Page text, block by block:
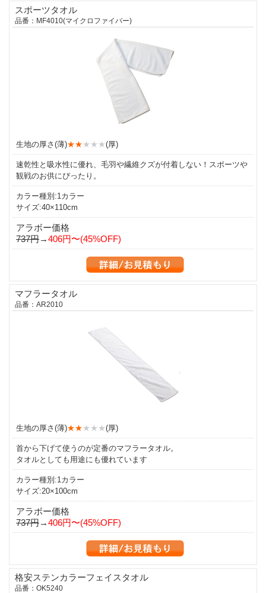
スポーツタオル
品番：MF4010(マイクロファイバー)
生地の厚さ(薄)★★★★★(厚)
速乾性と吸水性に優れ、毛羽や繊維クズが付着しない！スポーツや
観戦のお供にぴったり。
カラー種別:1カラー
サイズ:40×110cm
アラボー価格
737円→406円〜(45%OFF)
マフラータオル
品番：AR2010
生地の厚さ(薄)★★★★★(厚)
首から下げて使うのが定番のマフラータオル。
タオルとしても用途にも優れています
カラー種別:1カラー
サイズ:20×100cm
アラボー価格
737円→406円〜(45%OFF)
格安ステンカラーフェイスタオル
品番：OK5240